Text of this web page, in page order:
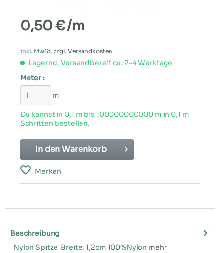
0,50 €/m
inkl. MwSt. zzgl. Versandkosten
Lagernd, Versandbereit ca. 2-4 Werktage
Meter :
m
Du kannst in 0,1 m bis 100000000000 m in 0,1 m
Schritten bestellen.
In den Warenkorb
Merken
Beschreibung
Nylon Spitze Breite: 1,2cm 100%Nylon mehr